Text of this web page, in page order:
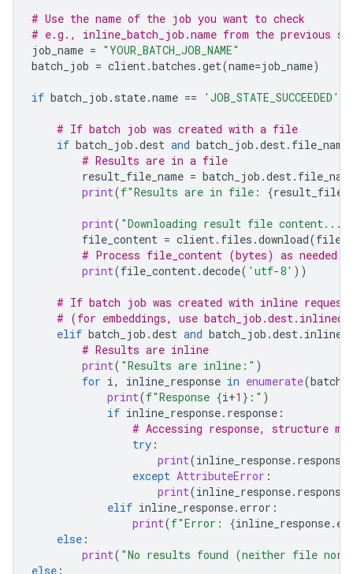
# Use the name of the job you want to check
# e.g., inline_batch_job.name from the previous
job_name = "YOUR_BATCH_JOB_NAME"
batch_job = client.batches .get(name=job_name)
if batch_job . state.name == 'JOB_STATE_SUCCEEDED'
# If batch job was created with a file
if batch_job .dest and batch_job .dest. file_name
# Results are in a file
result_file_name = batch_job .dest.
print(f"Results are in file: {
print( "Downloading result file content..."
file_content = client. files .download(file
# Process file_content (bytes) as needed
print(file_content.decode( 'utf-8' ))
# If batch job was created with inline request
# (for embeddings, use
elif batch_job .dest and batch_job .dest.
# Results are inline
print( "Results are inline:" )
for i, inline_response in enumerate(
print(f"Response {i+1 } :" )
if inline_response. response :
# Accessing response, structure
try :
print(inline_response. response
except AttributeError :
print(inline_response. response
elif inline_response. error :
print(f"Error: {inline_response.
else :
print( "No results found (neither file
else :